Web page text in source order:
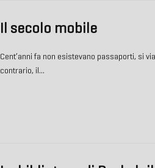
Il secolo mobile
Cent’anni fa non esistevano passaporti, si
contrario, il…